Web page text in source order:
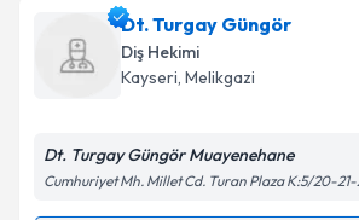
Takvim Talebini
Doç. Dr. Pınar Demiriçin randevu
oluşturun. Size bu uzmandan randevu
takvim hazırlandığında e-posta ile
Dt. Turgay Güngör
Diş Hekimi
Kayseri, Melikgazi
Dt. Turgay Güngör Muayenehane
Cumhuriyet Mh. Millet Cd. Turan Plaza K:5/20-21-